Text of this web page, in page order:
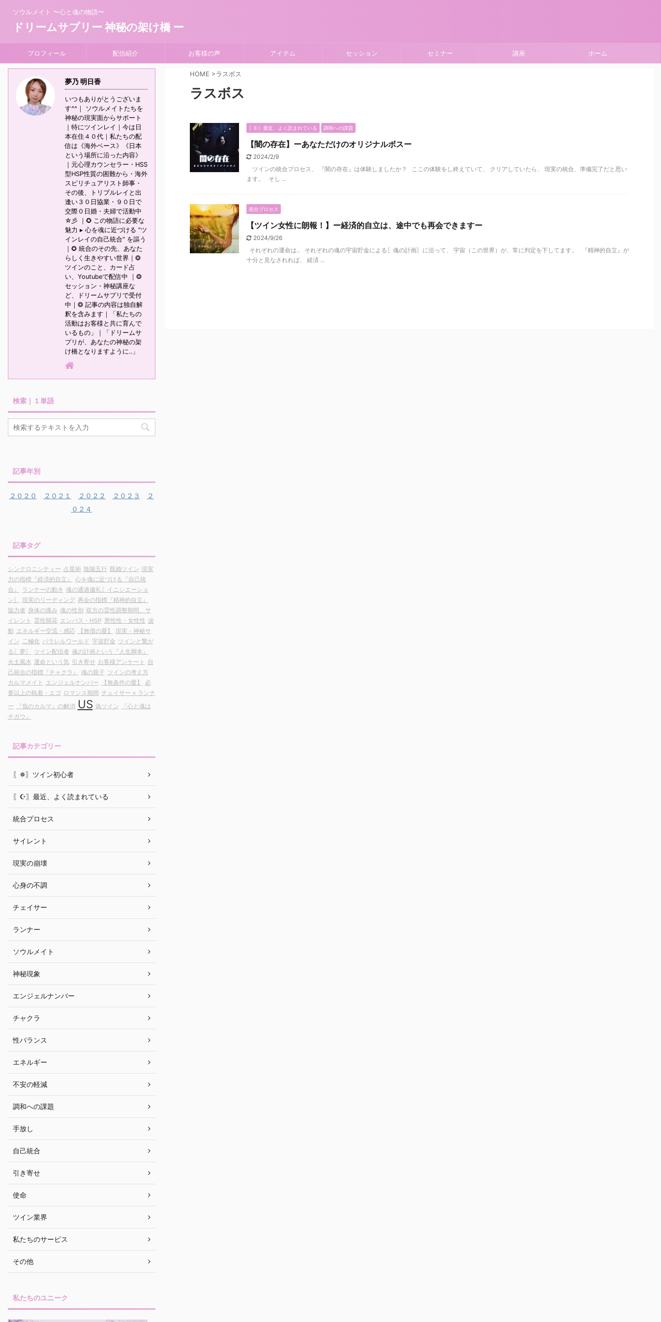
ソウルメイト 〜心と魂の物語〜
ドリームサプリー 神秘の架け橋 ー
プロフィール 配信紹介 お客様の声 アイテム セッション セミナー 講座 ホーム
HOME >ラスボス
ラスボス
〖☪︎〗最近、よく読まれている 調和への課題
【闇の存在】ーあなただけのオリジナルボスー
2024/2/9
ツインの統合プロセス、 『闇の存在』は体験しましたか？ ここの体験をし終えていて、 クリアしていたら、 現実の統合、準備完了だと思い
ます。 そし ...
統合プロセス
【ツイン女性に朗報！】ー経済的自立は、途中でも再会できますー
2024/9/26
それぞれの運命は‥ それぞれの魂の宇宙貯金による〖魂の計画〗に沿って、 宇宙（この世界）が、常に判定を下してます。 『精神的自立』が
十分と見なされれば、 経済 ...
夢乃 明日香
いつもありがとうございま
す^^｜ ソウルメイトたちを
神秘の現実面からサポート
｜特にツインレイ｜今は日
本在住４０代｜私たちの配
信は《海外ベース》《日本
という場所に沿った内容》
｜元心理カウンセラー・HSS
型HSP性質の困難から・海外
スピリチュアリスト師事・
その後、トリプルレイと出
逢い３０日協業・９０日で
交際０日婚・夫婦で活動中
☆彡 ｜✪ この物語に必要な
魅力 ▸ 心を魂に近づける "ツ
インレイの自己統合" を謳う
｜✪ 統合のその先、あなた
らしく生きやすい世界｜❂
ツインのこと、カード占
い、Youtubeで配信中 ｜❂
セッション・神秘講座な
ど、ドリームサプリで受付
中｜❂ 記事の内容は独自解
釈を含みます｜「私たちの
活動はお客様と共に育んで
いるもの」｜「ドリームサ
プリが、あなたの神秘の架
け橋となりますように‥」
検索｜１単語
記事年別
２０２０ ２０２１ ２０２２ ２０２３
２
０２４
記事タグ
シンクロニシティー 占星術 陰陽五行 既婚ツイン 現実
力の指標『経済的自立』
心を魂に近づける『自己統
合』
ランナーの動き 魂の通過儀礼〖イニシエーショ
ン〗
現実のリーディング 再会の指標『精神的自立』
協力者 身体の痛み 魂の性別 双方の霊性調整期間、サ
イレント 霊性開花 エンパス・HSP 男性性・女性性 波
動 エネルギー交流・感応 【無償の愛】
現実・神秘サ
イン 二極化 パラレルワールド 宇宙貯金 ツインと繋が
る〖夢〗
ツイン配信者 魂の計画という『人生脚本』
火土風水 運命という気 引き寄せ お客様アンケート
自
己統合の指標『チャクラ』
魂の親子 ツインの考え方
カルマメイト エンジェルナンバー 【無条件の愛】
必
要以上の執着・エゴ ロマンス期間 チェイサー × ランナ
ー
『負のカルマ』の解消 US 偽ツイン
『心と魂は
チガウ』
記事カテゴリー
〖✵〗ツイン初心者
〖☪︎〗最近、よく読まれている
統合プロセス
サイレント
現実の崩壊
心身の不調
チェイサー
ランナー
ソウルメイト
神秘現象
エンジェルナンバー
チャクラ
性バランス
エネルギー
不安の軽減
調和への課題
手放し
自己統合
引き寄せ
使命
ツイン業界
私たちのサービス
その他
私たちのユニーク